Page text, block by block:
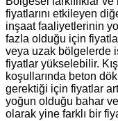
fiyatlarını etkileyen
inşaat faaliyetlerinin
fazla olduğu için
veya uzak bölgelerde
fiyatlar yükselebilir.
koşullarında beton
gerektiği için fiyatlar
yoğun olduğu bahar ve
olarak yine farklı bir